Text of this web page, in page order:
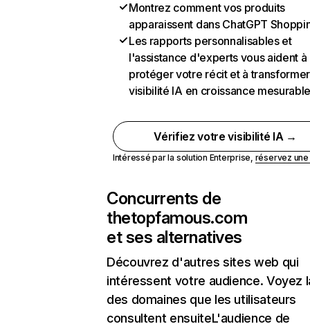
Montrez comment vos produits
apparaissent dans ChatGPT
Les rapports personnalisables et
l'assistance d'experts vous aident à
protéger votre récit et à
visibilité IA en croissance
Vérifiez votre visibilité IA →
Intéressé par la solution Enterprise, réservez
Concurrents de
thetopfamous.com
et ses alternatives
Découvrez d'autres sites web qui
intéressent votre audience. Voyez
des domaines que les utilisateurs
consultent ensuiteL'audience de